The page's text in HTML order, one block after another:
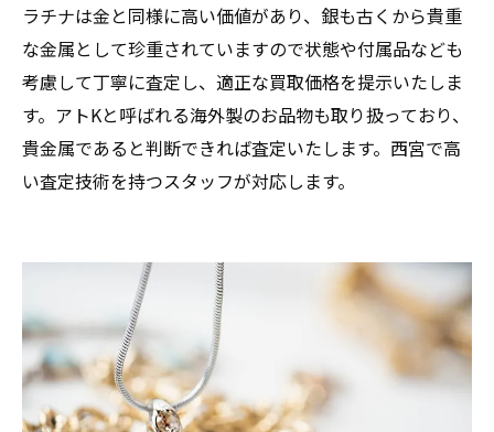
ラチナは金と同様に高い価値があり、銀も古くから貴重
な金属として珍重されていますので状態や付属品なども
考慮して丁寧に査定し、適正な買取価格を提示いたしま
す。アトKと呼ばれる海外製のお品物も取り扱っており、
貴金属であると判断できれば査定いたします。西宮で高
い査定技術を持つスタッフが対応します。